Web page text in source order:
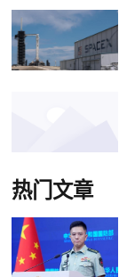
热门文章